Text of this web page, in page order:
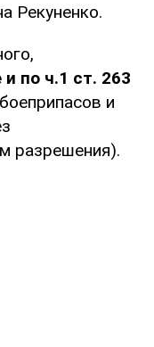
Рекуненко.
по ч.1 ст. 263
и
разрешения).